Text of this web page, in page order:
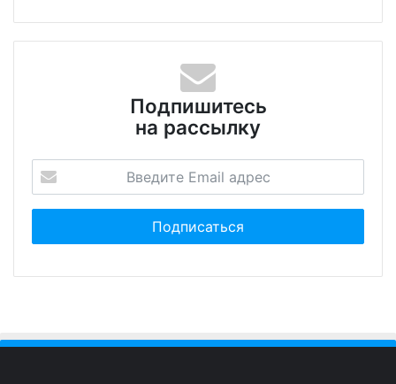
Подпишитесь
на рассылку